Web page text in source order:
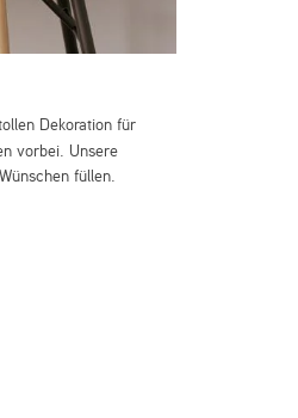
Dekoration für
vorbei. Unsere
füllen.